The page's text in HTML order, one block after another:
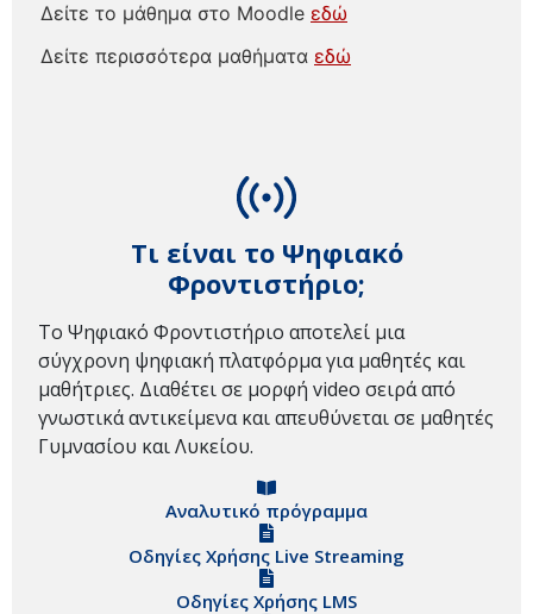
Τι είναι το Ψηφιακό
Φροντιστήριο;
Το Ψηφιακό Φροντιστήριο αποτελεί μια
σύγχρονη ψηφιακή πλατφόρμα για μαθητές και
μαθήτριες. Διαθέτει σε μορφή video σειρά από
γνωστικά αντικείμενα και απευθύνεται σε μαθητές
Γυμνασίου και Λυκείου.
Αναλυτικό πρόγραμμα
Οδηγίες Χρήσης Live Streaming
Οδηγίες Χρήσης LMS
Δείτε το μάθημα στο Moodle εδώ
Δείτε περισσότερα μαθήματα εδώ